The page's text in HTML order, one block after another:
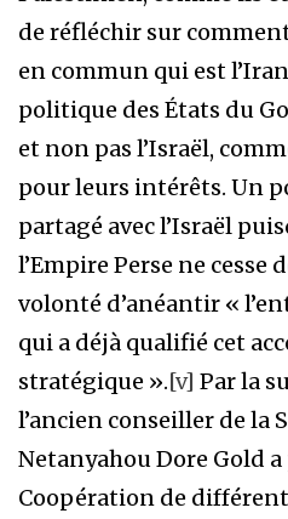
de réfléchir sur
en commun qui est
politique des États du
et non pas l’Israël,
pour leurs intérêts. Un
partagé avec l’Israël
l’Empire Perse ne cesse
volonté d’anéantir «
qui a déjà qualifié cet
stratégique ».[v] Par la
l’ancien conseiller de la
Netanyahou Dore Gold a
Coopération de